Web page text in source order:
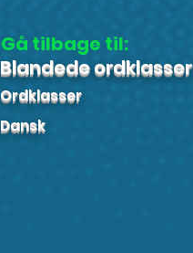
Gå tilbage til:
Blandede ordklasser
Ordklasser
Dansk